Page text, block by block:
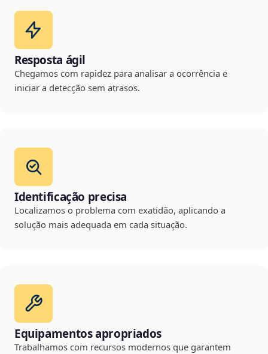
Resposta ágil
Chegamos com rapidez para analisar a ocorrência e
iniciar a detecção sem atrasos.
Identificação precisa
Localizamos o problema com exatidão, aplicando a
solução mais adequada em cada situação.
Equipamentos apropriados
Trabalhamos com recursos modernos que garantem